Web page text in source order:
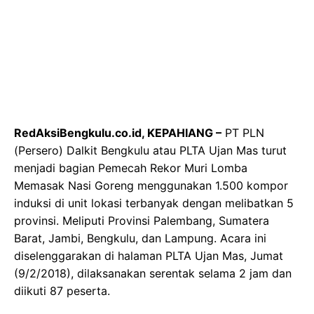
RedAksiBengkulu.co.id, KEPAHIANG – PT PLN
(Persero) Dalkit Bengkulu atau PLTA Ujan Mas turut
menjadi bagian Pemecah Rekor Muri Lomba
Memasak Nasi Goreng menggunakan 1.500 kompor
induksi di unit lokasi terbanyak dengan melibatkan 5
provinsi. Meliputi Provinsi Palembang, Sumatera
Barat, Jambi, Bengkulu, dan Lampung. Acara ini
diselenggarakan di halaman PLTA Ujan Mas, Jumat
(9/2/2018), dilaksanakan serentak selama 2 jam dan
diikuti 87 peserta.